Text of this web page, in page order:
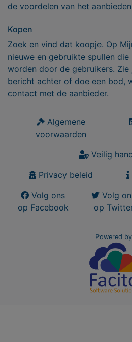
de voordelen van het
Kopen
Zoek en vind dat koopje. Op
nieuwe en gebruikte spullen die
worden door de gebruikers. Zie
bericht achter of doe een bod,
contact met de aanbieder.
Algemene
voorwaarden
Veilig
Privacy beleid
Volg ons
op Facebook
Volg
op
Powered by